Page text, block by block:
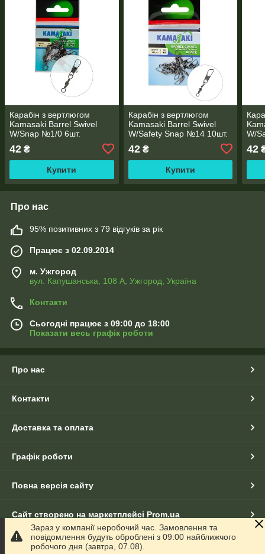
Карабін з вертлюгом
Kamasaki Barrel Swivel
W/Snap №1/0 6шт.
42 ₴
Купити
Карабін з вертлюгом
Kamasaki Barrel Swivel
W/Safety Snap №14 10шт.
42₴
Купити
W/
42
Про нас
95% позитивних з 79 відгуків за рік
Працює з 02.09.2014
м. Ужгород
вул. Капушанська, 108 А, Ужгород, Україна
Контакти
Сьогодні працює з 09:00 до 18:00
Показати весь графік роботи
Про нас
Контакти
Доставка та оплата
Графік роботи
Повна версія сайту
Сайт створено на маркетплейсі Prom.ua
Політика конфіденційності
Зараз у компанії неробочий час. Замовлення та
повідомлення будуть оброблені з 09:00 найближчого
робочого дня (завтра, 07.08).